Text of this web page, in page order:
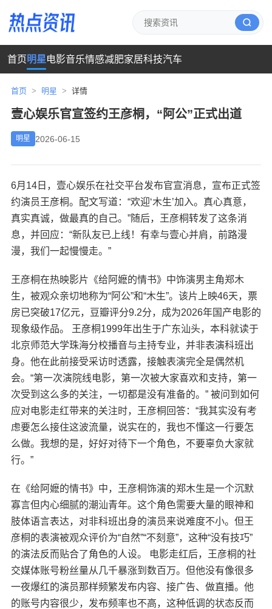
首页明星电影音乐情感减肥家居科技汽车
首页 > 明星 > 详情
壹心娱乐官宣签约王彦桐，“阿公”正式出道
明星 2026-06-15
6月14日，壹心娱乐在社交平台发布官宣消息，宣布正式签
约演员王彦桐。配文写道：“欢迎‘木生’加入。真心真意，
真实真诚，做最真的自己。”随后，王彦桐转发了这条消
息，并回应：“新队友已上线！有幸与壹心并肩，前路漫
漫，我们一起慢慢走。”
王彦桐在热映影片《给阿嬷的情书》中饰演男主角郑木
生，被观众亲切地称为“阿公”和“木生”。该片上映46天，票
房已突破17亿元，豆瓣评分9.2分，成为2026年国产电影的
现象级作品。 王彦桐1999年出生于广东汕头，本科就读于
北京师范大学珠海分校播音与主持专业，并非表演科班出
身。他在此前接受采访时透露，接触表演完全是偶然机
会。“第一次演院线电影，第一次被大家喜欢和支持，第一
次受到这么多的关注，一切都是没有准备的。” 被问到如何
应对电影走红带来的关注时，王彦桐回答：“我其实没有考
虑要怎么接住这波流量，说实在的，我也不懂这一行要怎
么做。我想的是，好好对待下一个角色，不要辜负大家就
行。”
在《给阿嬷的情书》中，王彦桐饰演的郑木生是一个沉默
寡言但内心细腻的潮汕青年。这个角色需要大量的眼神和
肢体语言表达，对非科班出身的演员来说难度不小。但王
彦桐的表演被观众评价为“自然”“不刻意”，这种“没有技巧”
的演法反而贴合了角色的人设。 电影走红后，王彦桐的社
交媒体账号粉丝量从几千暴涨到数百万。但他没有像很多
一夜爆红的演员那样频繁发布内容、接广告、做直播。他
的账号内容很少，发布频率也不高，这种低调的状态反而